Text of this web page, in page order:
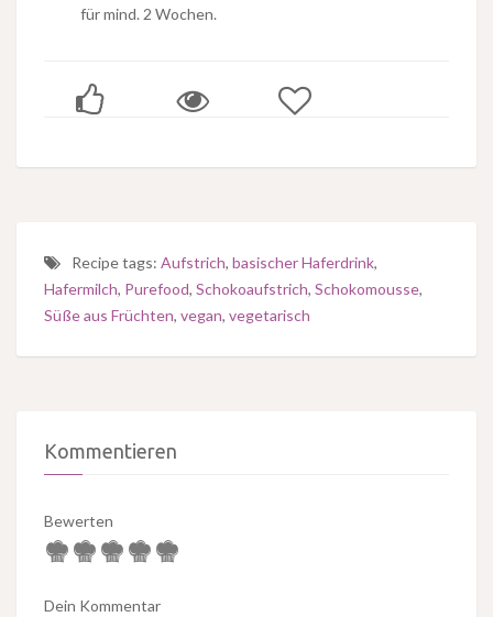
für mind. 2 Wochen.
Recipe tags: Aufstrich, basischer Haferdrink,
Hafermilch, Purefood, Schokoaufstrich, Schokomousse,
Süße aus Früchten, vegan, vegetarisch
Kommentieren
Bewerten
Dein Kommentar